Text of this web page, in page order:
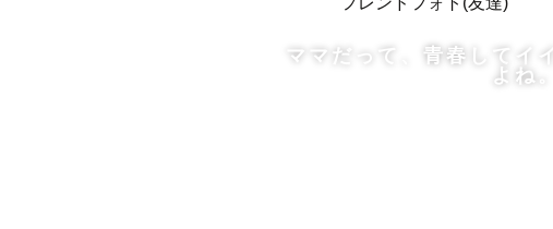
ママだって、青春してイイ
よね。